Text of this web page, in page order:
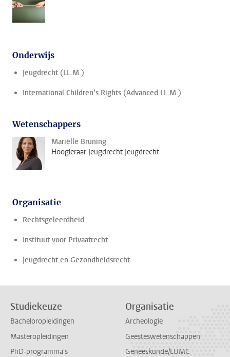
Onderwijs
Jeugdrecht (LL.M.)
International Children’s Rights (Advanced LL.M.)
Wetenschappers
Mariëlle Bruning
Hoogleraar Jeugdrecht Jeugdrecht
Organisatie
Rechtsgeleerdheid
Instituut voor Privaatrecht
Jeugdrecht en Gezondheidsrecht
Studiekeuze
Bacheloropleidingen
Masteropleidingen
PhD-programma's
Organisatie
Archeologie
Geesteswetenschappen
Geneeskunde/LUMC